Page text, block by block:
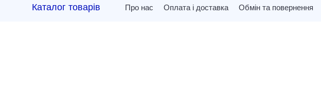
Каталог товарів Про нас Оплата і доставка Обмін та повернення